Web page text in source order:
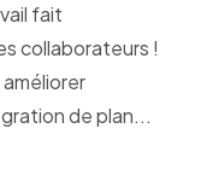
fait
collaborateurs !
de plan...